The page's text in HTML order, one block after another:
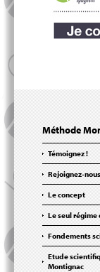
Méthode
Témoignez !
Rejoignez-
Le concept
Le seul
Fondements
Etude
Montignac